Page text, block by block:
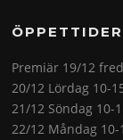
Premiär 19/12
20/12 Lördag 10-
21/12 Söndag 10-
22/12 Måndag 10-